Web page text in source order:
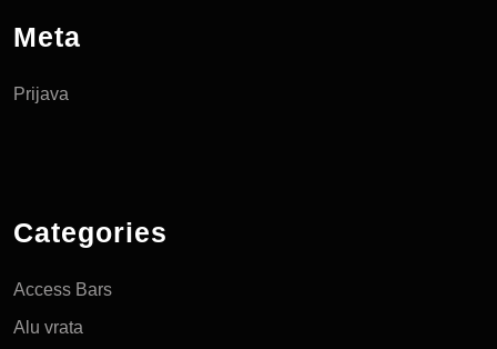
Meta
Prijava
Categories
Access Bars
Alu vrata